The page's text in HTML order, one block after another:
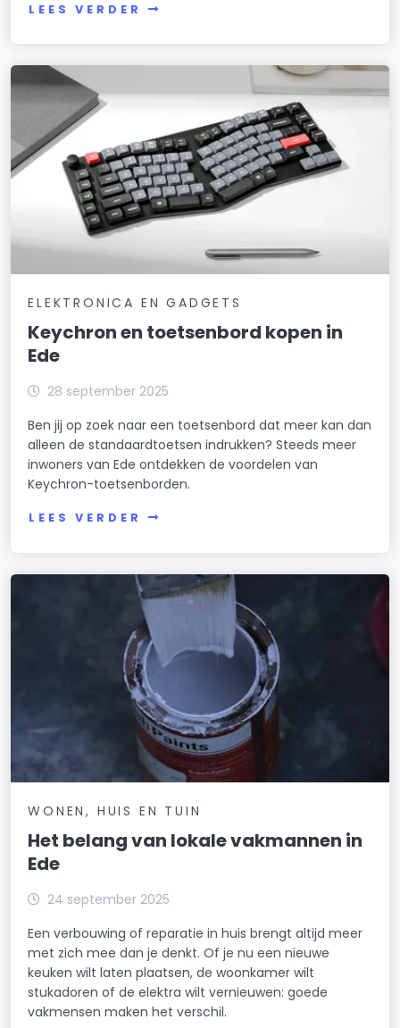
LEES VERDER
ELEKTRONICA EN GADGETS
Keychron en toetsenbord kopen in
Ede
28 september 2025
Ben jij op zoek naar een toetsenbord dat meer kan dan
alleen de standaardtoetsen indrukken? Steeds meer
inwoners van Ede ontdekken de voordelen van
Keychron-toetsenborden.
LEES VERDER
WONEN, HUIS EN TUIN
Het belang van lokale vakmannen in
Ede
24 september 2025
Een verbouwing of reparatie in huis brengt altijd meer
met zich mee dan je denkt. Of je nu een nieuwe
keuken wilt laten plaatsen, de woonkamer wilt
stukadoren of de elektra wilt vernieuwen: goede
vakmensen maken het verschil.